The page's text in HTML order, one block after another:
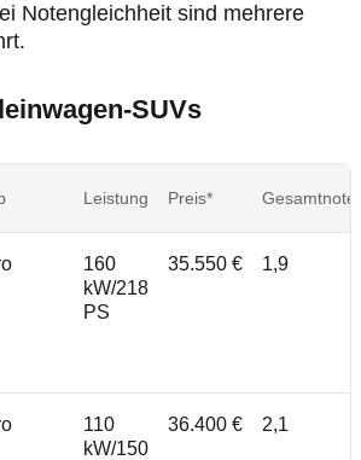
Notengleichheit sind mehrere
SUVs
Leistung Preis* Gesamtnote
160
kW/218
PS
35.550 € 1,9
110
kW/150
36.400 € 2,1